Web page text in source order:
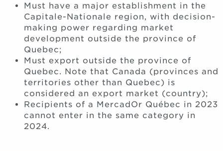
Must have a major establishment in the
Capitale-Nationale region, with decision-
making power regarding market
development outside the province of
Quebec;
Must export outside the province of
Quebec. Note that Canada (provinces and
territories other than Quebec) is
considered an export market (country);
Recipients of a MercadOr Québec in 2023
cannot enter in the same category in
2024.